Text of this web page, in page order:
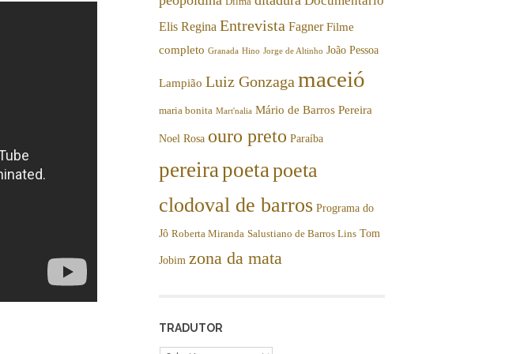
Elis Regina Entrevista Fagner Filme
completo Granada Hino Jorge de Altinho João Pessoa
Lampião Luiz Gonzaga maceió
maria bonita Mart'nalia Mário de Barros Pereira
Noel Rosa ouro preto Paraíba
pereira poeta poeta
clodoval de barros Programa do
Jô Roberta Miranda Salustiano de Barros Lins Tom
Jobim zona da mata
TRADUTOR